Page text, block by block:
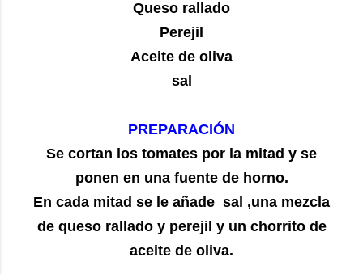
Queso rallado
Perejil
Aceite de oliva
sal
PREPARACIÓN
Se cortan los tomates por la mitad y se
ponen en una fuente de horno.
En cada mitad se le añade sal ,una mezcla
de queso rallado y perejil y un chorrito de
aceite de oliva.